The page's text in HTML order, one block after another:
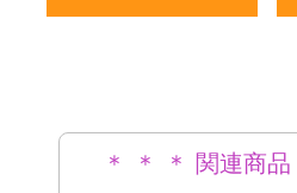
＊ ＊ ＊ 関連商